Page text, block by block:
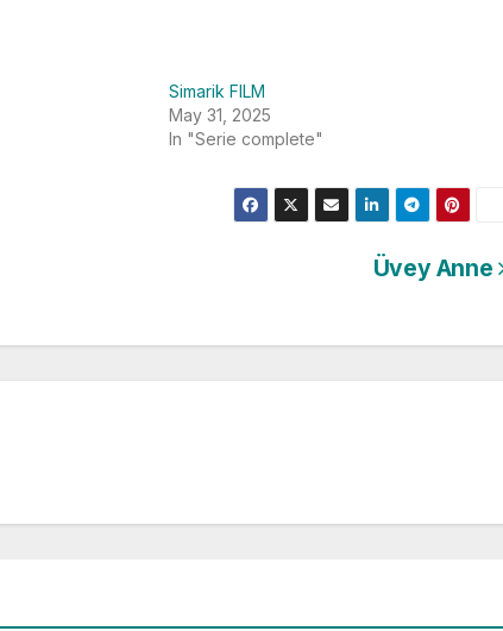
Simarik FILM
May 31, 2025
In "Serie complete"
Üvey Anne